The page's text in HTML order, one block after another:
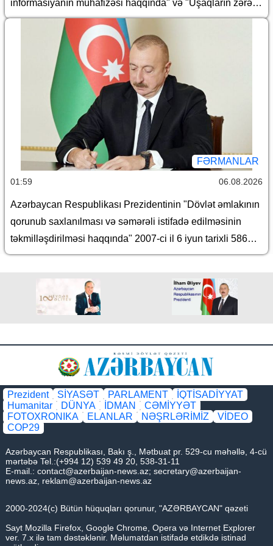
informasiyanın mühafizəsi haqqında" və "Uşaqların zərərli
informasiyadan qorunması haqqında" Azərbaycan
Respublikasının qanunlarında dəyişiklik edilməsi barədə"
Azərbaycan Respublikasının 2026-cı il 30 iyun tarixli 431-
VIIQD nömrəli Qanununun tətbiqi və bununla əlaqədar
Azərbaycan Respublikası Prezidentinin bəzi
fərmanlarında dəyişiklik edilməsi haqqında
FƏRMANLAR
01:59 06.08.2026
Azərbaycan Respublikası Prezidentinin "Dövlət əmlakının
qorunub saxlanılması və səmərəli istifadə edilməsinin
təkmilləşdirilməsi haqqında" 2007-ci il 6 iyun tarixli 586
nömrəli və "Azərbaycan Respublikası İqtisadiyyat
Respublikasının İqtisadiyyat Nazirliyi haqqında
Əsasnamə"nin təsdiqi və "Azərbaycan Respublikası
fəaliyyətinin təkmilləşdirilməsi ilə bağlı tədbirlər haqqında"
Azərbaycan Respublikası Prezidentinin 2006-cı il 28
dekabr tarixli 504 nömrəli Fərmanında dəyişikliklər
edilməsi barədə" 2014-cü il 20 fevral tarixli 111 nömrəli
Fərmanında dəyişiklik edilməsi haqqında" Azərbaycan
nömrəli Fərmanında dəyişiklik edilməsi barədə" 2020-ci il
12 may tarixli 1017 nömrəli fərmanlarında dəyişiklik
Prezident SİYASƏT PARLAMENT
İQTİSADİYYAT
Humanitar
DÜNYA İDMAN
CƏMİYYƏT
FOTOXRONIKA
ELANLAR NƏŞRLƏRİMİZ
VİDEO
COP29
Azərbaycan Respublikası, Bakı ş., Mətbuat pr. 529-cu məhəllə, 4-cü
mərtəbə Tel.:(+994 12) 539 49 20, 538-31-11
E-mail.: contact@azerbaijan-news.az; secretary@azerbaijan-
news.az, reklam@azerbaijan-news.az
2000-2024(c) Bütün hüquqları qorunur, "AZƏRBAYCAN" qəzeti
Sayt Mozilla Firefox, Google Chrome, Opera və Internet Explorer
ver. 7.x ilə tam dəstəklənir. Məlumatdan istifadə etdikdə istinad